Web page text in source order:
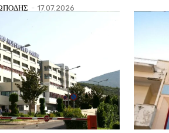
- 17.07.2026